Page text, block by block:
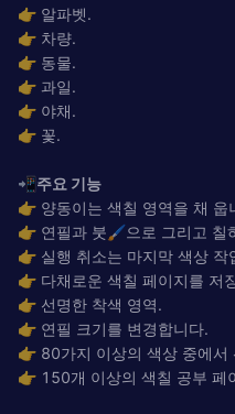
👉 알파벳.
👉 차량.
👉 동물.
👉 과일.
👉 야채.
👉 꽃.
📲주요 기능
👉 양동이는 색칠 영역을 채 웁
👉 연필과 붓🖌️으로 그리고 칠
👉 실행 취소는 마지막 색상 작
👉 다채로운 색칠 페이지를 저
👉 선명한 착색 영역.
👉 연필 크기를 변경합니다.
👉 80가지 이상의 색상 중에서
👉 150개 이상의 색칠 공부 페